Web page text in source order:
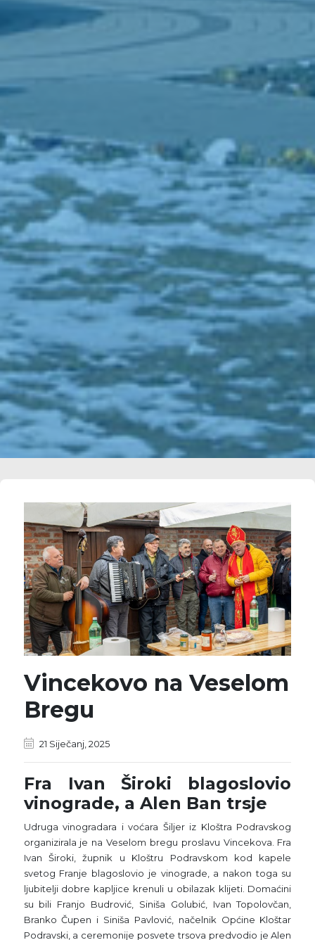
Vincekovo na Veselom
Bregu
21 Siječanj, 2025
Fra Ivan Široki blagoslovio
vinograde, a Alen Ban trsje
Udruga vinogradara i voćara Šiljer iz Kloštra Podravskog
organizirala je na Veselom bregu proslavu Vincekova. Fra
Ivan Široki, župnik u Kloštru Podravskom kod kapele
svetog Franje blagoslovio je vinograde, a nakon toga su
ljubitelji dobre kapljice krenuli u obilazak klijeti. Domaćini
su bili Franjo Budrović, Siniša Golubić, Ivan Topolovčan,
Branko Čupen i Siniša Pavlović, načelnik Općine Kloštar
Podravski, a ceremonije posvete trsova predvodio je Alen